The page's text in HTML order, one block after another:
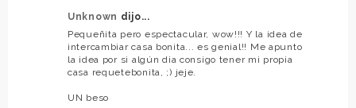
Unknown dijo...
Pequeñita pero espectacular, wow!!! Y la idea de
intercambiar casa bonita... es genial!! Me apunto
la idea por si algún dia consigo tener mi propia
casa requetebonita, ;) jeje.
UN beso